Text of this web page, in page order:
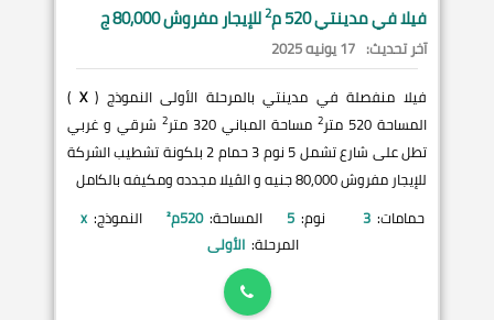
فيلا فيمدينتي520 م 2للإيجار مفروش 80,000 ج
آخر تحديث: 17 يونيه 2025
فيلا منفصلة في مدينتي بالمرحلة الأولى النموذج (X
)
المساحة 520 متر
2 مساحة المباني 320 متر 2 شرقي و غربي
تطل على شارع تشمل 5 نوم 3 حمام 2 بلكونة تشطيب الشركة
للإيجار مفروش 80,000 جنيه و الڤيلا مجدده ومكيفه بالكامل
حمامات: 3 نوم: 5 المساحة: 520م² النموذج: x
المرحلة: الأولى